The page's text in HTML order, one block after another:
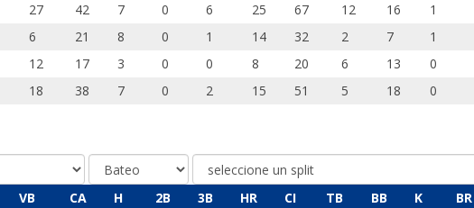
27 42 7 0 6 25 67 12 16 1
6 21 8 0 1 14 32 2 7 1
12 17 3 0 0 8 20 6 13 0
18 38 7 0 2 15 51 5 18 0
VB CA H 2B 3B HR CI TB BB K BR